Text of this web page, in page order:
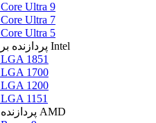
پردازنده Core Ultra 9
پردازنده Core Ultra 7
پردازنده Core Ultra 5
پردازنده بر اساس سوکت Intel
پردازنده LGA 1851
پردازنده LGA 1700
پردازنده LGA 1200
پردازنده LGA 1151
پردازنده بر اساس مدل AMD